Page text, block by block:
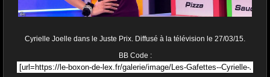
Cyrielle Joelle dans le Juste Prix. Diffusé à la télévision le 27/03/15.
BB Code :